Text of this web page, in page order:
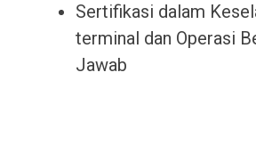
Sertifikasi dalam
terminal dan Operasi
Jawab